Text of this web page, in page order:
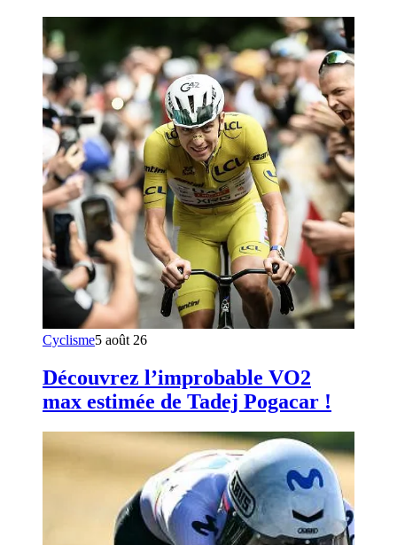
Cyclisme5 août 26
Découvrez l’improbable VO2
max estimée de Tadej Pogacar !